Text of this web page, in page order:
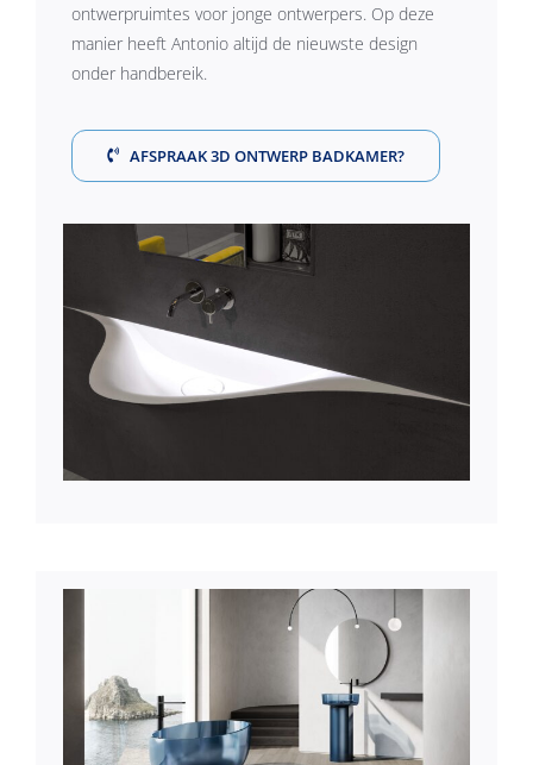
ontwerpruimtes voor jonge ontwerpers. Op deze
manier heeft Antonio altijd de nieuwste design
onder handbereik.
AFSPRAAK 3D ONTWERP BADKAMER?